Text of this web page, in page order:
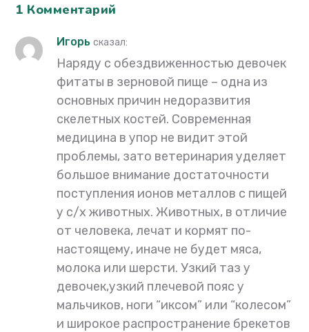
1 Комментарий
Игорьсказал:
Наряду с обездвиженностью девочек
фитаты в зерновой пище – одна из
основных причин недоразвития
скелетных костей. Современная
медицина в упор не видит этой
проблемы, зато ветеринария уделяет
большое внимание достаточности
поступления ионов металлов с пищей
у с/х животных. Животных, в отличие
от человека, лечат и кормят по-
настоящему, иначе не будет мяса,
молока или шерсти. Узкий таз у
девочек,узкий плечевой пояс у
мальчиков, ноги “иксом” или “колесом”
и широкое распространение брекетов